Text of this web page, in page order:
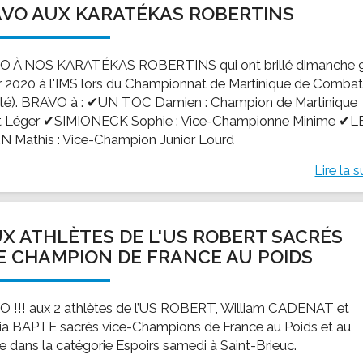
EMPLOI
Offres d'emploi
SOCIAL-SOLIDARITÉ
Le Centre Communal d'Action Social
Les aides sociales
Logement
Bornes de collecte de l'ACISE
locale
et le lycée
local des jeunes
scolaire
maternelles et primaire
famille
maternelles
LE SERVICE CULTUREL
Guide des
AUX KARATÉKAS ROBERTINS
À NOS KARATÉKAS ROBERTINS qui ont brillé dimanche
2020 à l'IMS lors du Championnat de Martinique de Combat
BRAVO à : ✔UN TOC Damien : Champion de Martinique
Léger ✔SIMIONECK Sophie : Vice-Championne Minime
Mathis : Vice-Champion Junior Lourd
Lire la
ATHLÈTES DE L'US ROBERT SACRÉS
CHAMPION DE FRANCE AU POIDS
!!! aux 2 athlètes de l’US ROBERT, William CADENAT et
BAPTE sacrés vice-Champions de France au Poids et au
dans la catégorie Espoirs samedi à Saint-Brieuc.